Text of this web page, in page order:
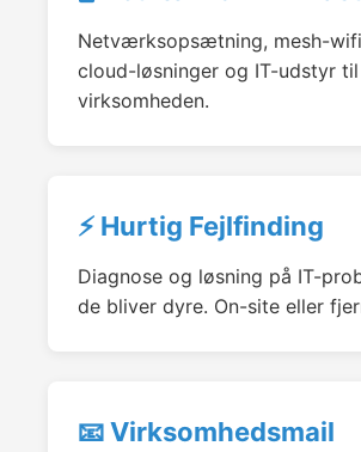
Netværksopsætning, mesh-
cloud-løsninger og IT-udstyr til
virksomheden.
⚡ Hurtig Fejlfinding
Diagnose og løsning på IT-
de bliver dyre. On-site eller
📧 Virksomhedsmail